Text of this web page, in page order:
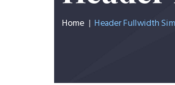
Home Header Fullwidth